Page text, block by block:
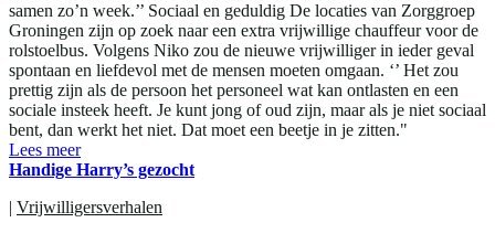
samen zo’n week.’’ Sociaal en geduldig De locaties van Zorggroep
Groningen zijn op zoek naar een extra vrijwillige chauffeur voor de
rolstoelbus. Volgens Niko zou de nieuwe vrijwilliger in ieder geval
spontaan en liefdevol met de mensen moeten omgaan. ‘’ Het zou
prettig zijn als de persoon het personeel wat kan ontlasten en een
sociale insteek heeft. Je kunt jong of oud zijn, maar als je niet sociaal
bent, dan werkt het niet. Dat moet een beetje in je zitten."
Lees meer
Handige Harry’s gezocht
| Vrijwilligersverhalen